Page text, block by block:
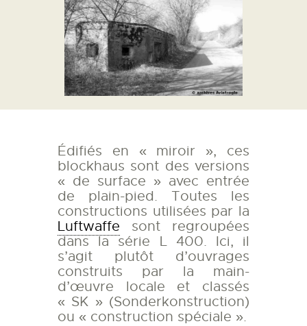
Édifiés en « miroir », ces
blockhaus sont des versions
« de surface » avec entrée
de plain-pied. Toutes les
constructions utilisées par la
Luftwaffe sont regroupées
dans la série L 400. Ici, il
s’agit plutôt d’ouvrages
construits par la main-
d’œuvre locale et classés
« SK » (Sonderkonstruction)
ou « construction spéciale ».